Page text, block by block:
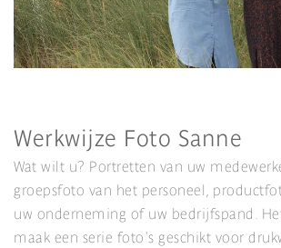
Werkwijze Foto Sanne
Wat wilt u? Portretten van uw
groepsfoto van het personeel,
uw onderneming of uw bedrijfspand.
maak een serie foto's geschikt voor